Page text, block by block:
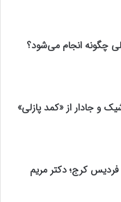
چگونه انجام می‌شود؟
و جادار از «کمد پازلی»
فردیس کرج؛ دکتر مریم